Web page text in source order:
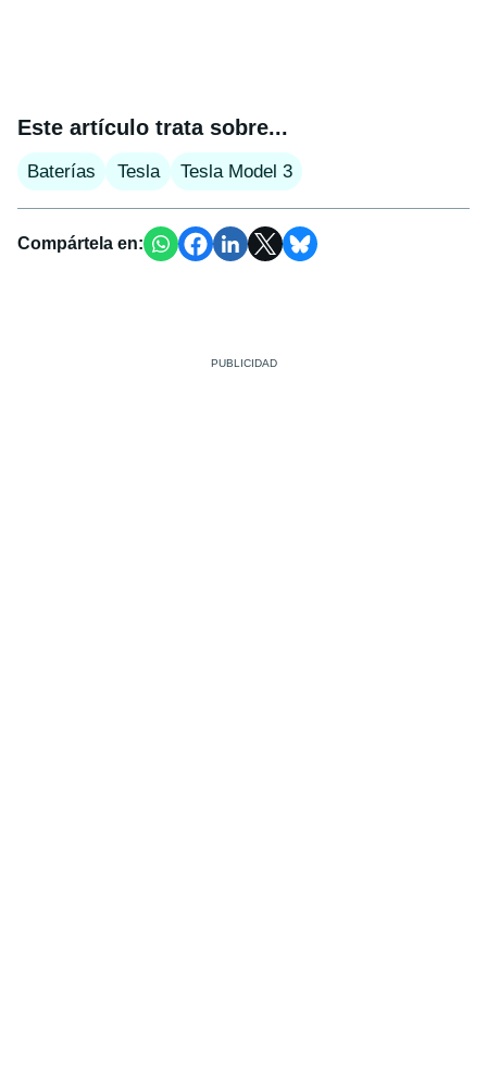
Este artículo trata sobre...
Baterías Tesla Tesla Model 3
Compártela en: